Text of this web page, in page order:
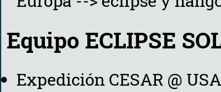
Equipo ECLIPSE
Expedición CESAR @